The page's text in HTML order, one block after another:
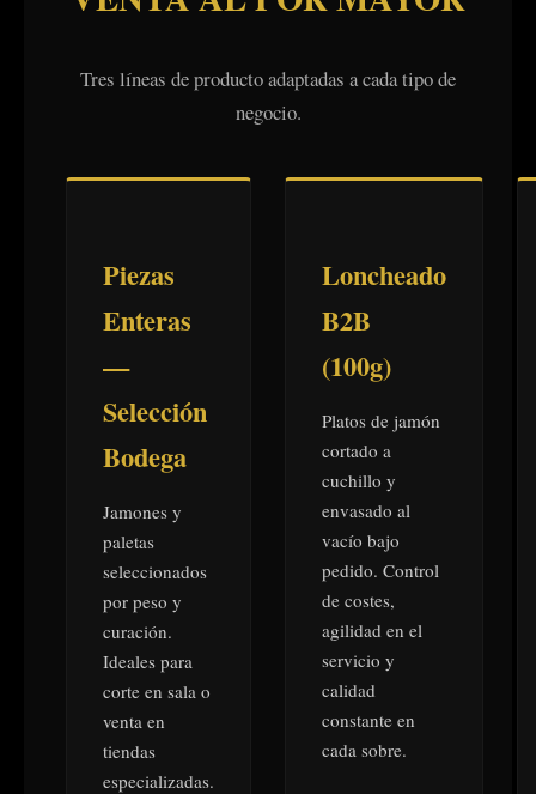
Tres líneas de producto adaptadas a cada tipo de
negocio.
Piezas
Enteras
—
Selección
Bodega
Jamones y
paletas
seleccionados
por peso y
curación.
Ideales para
corte en sala o
venta en
tiendas
especializadas.
Loncheado
B2B
(100g)
Platos de jamón
cortado a
cuchillo y
envasado al
vacío bajo
pedido. Control
de costes,
agilidad en el
servicio y
calidad
constante en
cada sobre.